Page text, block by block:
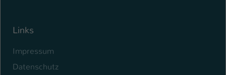
Links
Impressum
Datenschutz